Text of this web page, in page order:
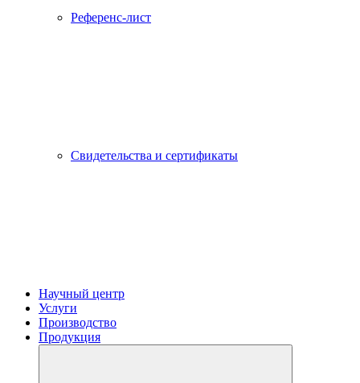
Референс-лист
Свидетельства и сертификаты
Научный центр
Услуги
Производство
Продукция